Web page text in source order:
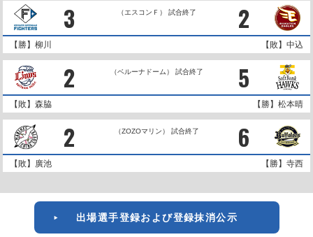
3 2
（エスコンＦ） 試合終了
【勝】柳川 【敗】中込
2 5
（ベルーナドーム） 試合終了
【敗】森脇 【勝】松本晴
2 6
（ZOZOマリン） 試合終了
【敗】廣池 【勝】寺西
出場選手登録および登録抹消公示